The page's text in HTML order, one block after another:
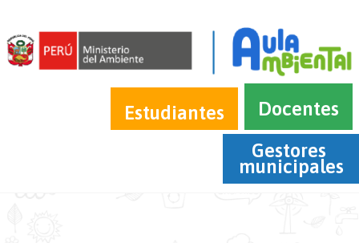
Estudiantes
Docentes
Gestores
municipales